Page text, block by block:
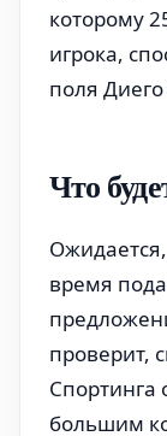
которому
игрока,
поля
Что
время
проверит,
Спортинга
большим